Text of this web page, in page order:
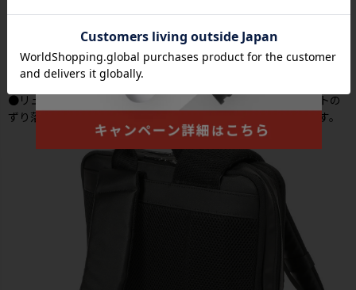
●リュックベルトにはチェストベルトを付属しており、肩ベルトの
ずり落ちを防ぎます。ベルト位置の高さと長さの調整も可能です。